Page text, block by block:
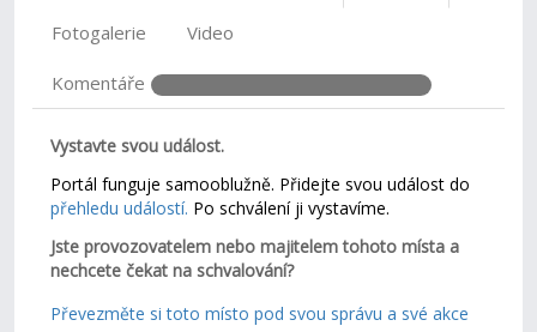
Fotogalerie Video
Komentáře
Vystavte svou událost.
Portál funguje samooblužně. Přidejte svou událost do
přehledu událostí. Po schválení ji vystavíme.
Jste provozovatelem nebo majitelem tohoto místa a
nechcete čekat na schvalování?
Převezměte si toto místo pod svou správu a své akce